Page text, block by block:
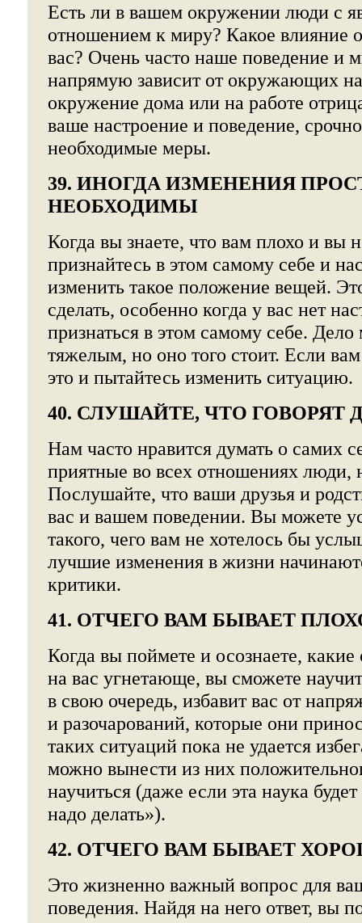
Есть ли в вашем окружении люди с
отношением к миру? Какое влияние
вас? Очень часто наше поведение и
напрямую зависит от окружающих
окружение дома или на работе
ваше настроение и поведение,
необходимые меры.
39. ИНОГДА ИЗМЕНЕНИЯ
НЕОБХОДИМЫ
Когда вы знаете, что вам плохо и вы
признайтесь в этом самому себе и
изменить такое положение вещей.
сделать, особенно когда у вас нет
признаться в этом самому себе. Дело
тяжелым, но оно того стоит. Если
это и пытайтесь изменить ситуацию.
40. СЛУШАЙТЕ, ЧТО ГОВОРЯТ
Нам часто нравится думать о самих
приятные во всех отношениях люди,
Послушайте, что ваши друзья и
вас и вашем поведении. Вы можете
такого, чего вам не хотелось бы
лучшие изменения в жизни
критики.
41. ОТЧЕГО ВАМ БЫВАЕТ
Когда вы поймете и осознаете,
на вас угнетающе, вы сможете
в свою очередь, избавит вас от
и разочарований, которые они
таких ситуаций пока не удается
можно вынести из них
научиться (даже если эта наука
надо делать»).
42. ОТЧЕГО ВАМ БЫВАЕТ
Это жизненно важный вопрос для
поведения. Найдя на него ответ, вы